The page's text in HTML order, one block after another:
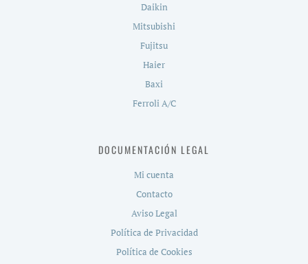
Daikin
Mitsubishi
Fujitsu
Haier
Baxi
Ferroli A/C
DOCUMENTACIÓN LEGAL
Mi cuenta
Contacto
Aviso Legal
Política de Privacidad
Política de Cookies